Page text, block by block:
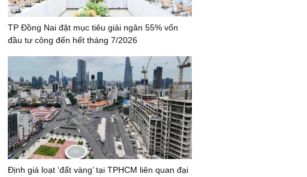
TP Đồng Nai đặt mục tiêu giải ngân 55% vốn
đầu tư công đến hết tháng 7/2026
Định giá loạt ‘đất vàng’ tại TPHCM liên quan đại